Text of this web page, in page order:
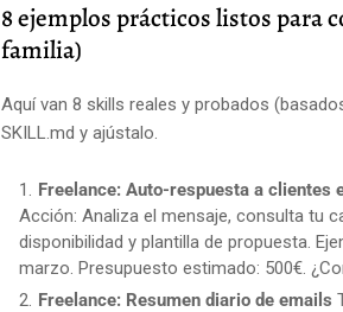
8 ejemplos prácticos listos para
familia)
Aquí van 8 skills reales y probados
SKILL.md y ajústalo.
Freelance: Auto-respuesta a clientes
Acción: Analiza el mensaje, consulta tu
disponibilidad y plantilla de propuesta.
marzo. Presupuesto estimado: 500€.
Freelance: Resumen diario de emails